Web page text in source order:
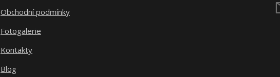
Obchodní podmínky
Fotogalerie
Kontakty
Blog